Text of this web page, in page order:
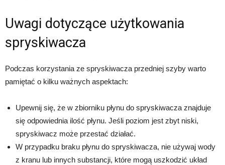
Uwagi dotyczące użytkowania
spryskiwacza
Podczas korzystania ze spryskiwacza przedniej szyby warto
pamiętać o kilku ważnych aspektach:
Upewnij się, że w zbiorniku płynu do spryskiwacza znajduje
się odpowiednia ilość płynu. Jeśli poziom jest zbyt niski,
spryskiwacz może przestać działać.
W przypadku braku płynu do spryskiwacza, nie używaj wody
z kranu lub innych substancji, które mogą uszkodzić układ